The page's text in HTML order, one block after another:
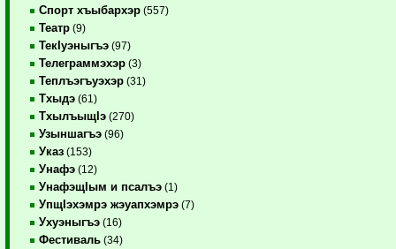
Спорт хъыбархэр (557)
Театр (9)
ТекIуэныгъэ (97)
Телеграммэхэр (3)
Теплъэгъуэхэр (31)
Тхыдэ (61)
ТхылъыщIэ (270)
Узыншагъэ (96)
Указ (153)
Унафэ (12)
УнафэщIым и псалъэ (1)
УпщIэхэмрэ жэуапхэмрэ (7)
Ухуэныгъэ (16)
Фестиваль (34)